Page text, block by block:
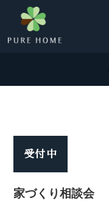
受付中
家づくり相談会